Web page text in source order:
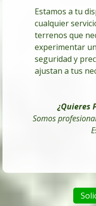
Estamos a tu
cualquier
terrenos que
experimentar
seguridad y
ajustan a tus
¿Quieres
Somos